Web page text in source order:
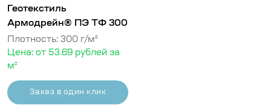
Геотекстиль
Армодрейн® ПЭ ТФ 300
Плотность: 300 г/м²
Цена: от 53.69 рублей за
м²
Заказ в один клик